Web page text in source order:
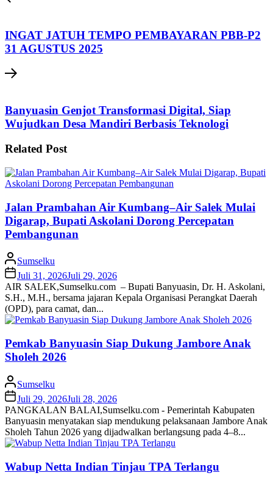
INGAT JATUH TEMPO PEMBAYARAN PBB-P2
31 AGUSTUS 2025
Banyuasin Genjot Transformasi Digital, Siap
Wujudkan Desa Mandiri Berbasis Teknologi
Related Post
Jalan Prambahan Air Kumbang–Air Salek Mulai
Digarap, Bupati Askolani Dorong Percepatan
Pembangunan
Sumselku
Juli 31, 2026Juli 29, 2026
AIR SALEK,Sumselku.com – Bupati Banyuasin, Dr. H. Askolani,
S.H., M.H., bersama jajaran Kepala Organisasi Perangkat Daerah
(OPD), para camat, dan...
Pemkab Banyuasin Siap Dukung Jambore Anak
Sholeh 2026
Sumselku
Juli 29, 2026Juli 28, 2026
PANGKALAN BALAI,Sumselku.com - Pemerintah Kabupaten
Banyuasin menyatakan siap mendukung pelaksanaan Jambore Anak
Sholeh Tahun 2026 yang dijadwalkan berlangsung pada 4–8...
Wabup Netta Indian Tinjau TPA Terlangu